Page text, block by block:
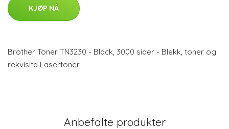
KJØP NÅ
Brother Toner TN3230 - Black, 3000 sider - Blekk, toner og
rekvisita Lasertoner
Anbefalte produkter